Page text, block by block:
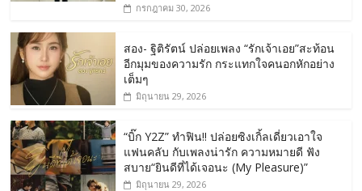
กรกฎาคม 30, 2026
สอง- ฐิติรัตน์ ปล่อยเพลง “รักเจ้าเอย”สะท้อน
อีกมุมของความรัก กระแทกใจคนอกหักอย่าง
เต็มๆ
มิถุนายน 29, 2026
“บิ๊ก Y2Z” ทำฟิน!! ปล่อยซิงเกิ้ลเดี่ยวเอาใจ
แฟนคลับ กับเพลงน่ารัก ความหมายดี ฟัง
สบาย“ยินดีที่ได้เจอนะ (My Pleasure)”
มิถุนายน 29, 2026